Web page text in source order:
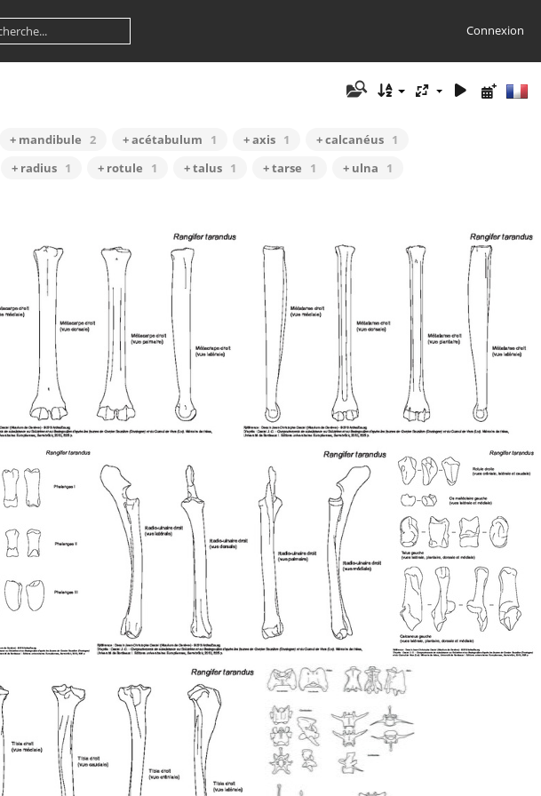
Connexion
+ mandibule 2 + acétabulum 1 + axis 1 + calcanéus 1
+ radius 1 + rotule 1 + talus 1 + tarse 1 + ulna
1
Métacarpe Métatarse
Phalanges Radio-ulnaire